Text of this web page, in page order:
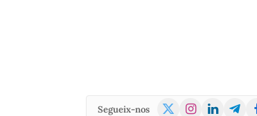
Segueix-nos
X
Instagram
LinkedIn